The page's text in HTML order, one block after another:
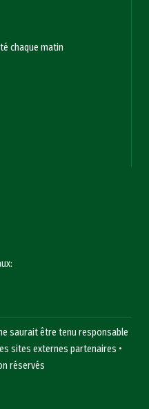
chaque matin
saurait être tenu responsable
sites externes partenaires •
réservés